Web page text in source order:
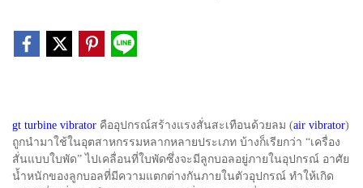
gt turbine vibrator คืออุปกรณ์สร้างแรงสั่นสะเทือนด้วยลม (air vibrator)
ถูกนำมาใช้ในอุตสาหกรรมหลากหลายประเภท บ้างก็เรียกว่า “เครื่อง
สั่นแบบใบพัด” ไปเคลื่อนที่ใบพัดซึ่งจะมีลูกบอลอยู่ภายในอุปกรณ์ อาศัย
น้ำหนักของลูกบอลที่มีความแตกต่างกันภายในตัวอุปกรณ์ ทำให้เกิด